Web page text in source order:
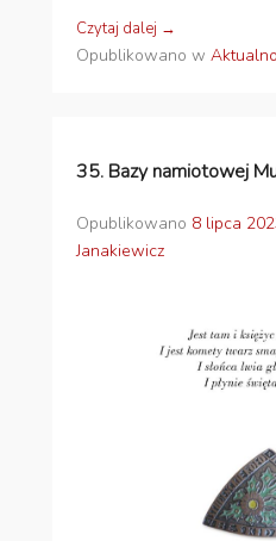
Czytaj dalej →
Opublikowano w
35. Bazy namiotowej
Opublikowano 8 lipca
Janakiewicz